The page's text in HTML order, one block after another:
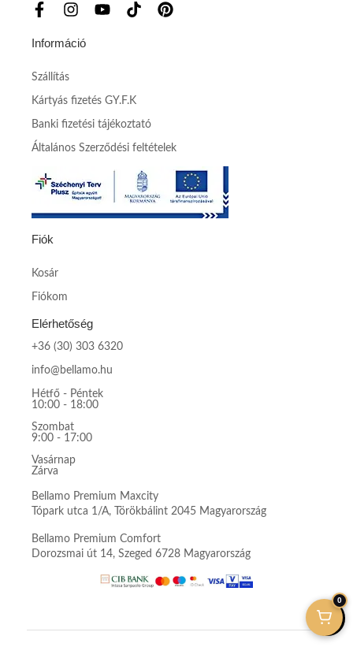
Információ
Szállítás
Kártyás fizetés GY.F.K
Banki fizetési tájékoztató
Általános Szerződési feltételek
Fiók
Kosár
Fiókom
Elérhetőség
+36 (30) 303 6320
info@bellamo.hu
Hétfő - Péntek
10:00 - 18:00
Szombat
9:00 - 17:00
Vasárnap
Zárva
Bellamo Premium Maxcity
Tópark utca 1/A, Törökbálint 2045 Magyarország
Bellamo Premium Comfort
Dorozsmai út 14, Szeged 6728 Magyarország
0